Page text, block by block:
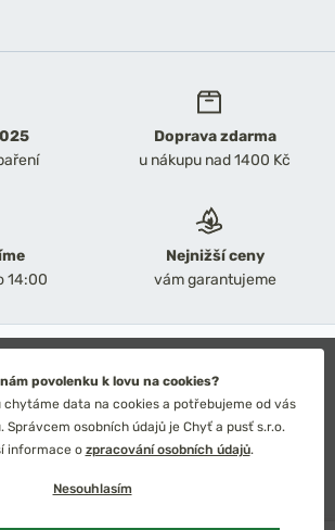
Doprava zdarma
u nákupu nad 1400 Kč
14:00
Nejnižší ceny
vám garantujeme
Obchodní podmínky
Ochrana osobních údajů
řešení: Simplia s.r.o.
design: Petr Široký
povolenku k lovu na cookies?
data na cookies a potřebujeme od vás
Správcem osobních údajů je Chyť a pusť s.r.o.
informace o zpracování osobních údajů.
Nesouhlasím